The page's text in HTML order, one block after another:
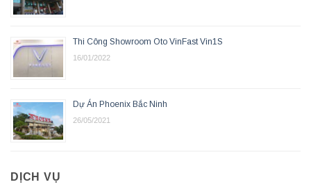
Thi Công Showroom Oto VinFast Vin1S
16/01/2022
Dự Án Phoenix Bắc Ninh
26/05/2021
DỊCH VỤ